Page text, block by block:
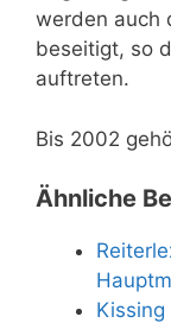
werden auch
beseitigt, so
auftreten.
Bis 2002
Ähnliche